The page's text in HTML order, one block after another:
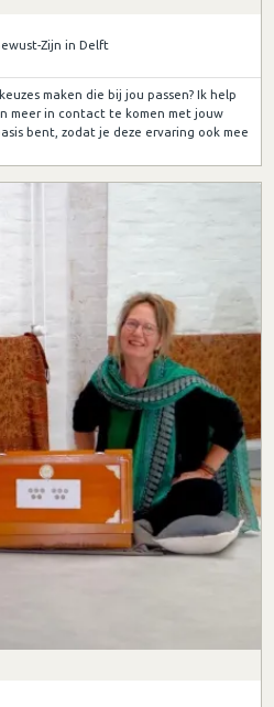
Zijn in Delft
maken die bij jou passen? Ik help
meer in contact te komen met jouw
bent, zodat je deze ervaring ook mee